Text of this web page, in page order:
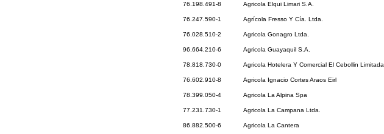
76.198.491-8 Agricola Elqui Limari S.A.
76.247.590-1 Agrícola Fresso Y Cía. Ltda.
76.028.510-2 Agricola Gonagro Ltda.
96.664.210-6 Agricola Guayaquil S.A.
78.818.730-0 Agricola Hotelera Y Comercial El Cebollin Limitada
76.602.910-8 Agricola Ignacio Cortes Araos Eirl
78.399.050-4 Agricola La Alpina Spa
77.231.730-1 Agricola La Campana Ltda.
86.882.500-6 Agricola La Cantera